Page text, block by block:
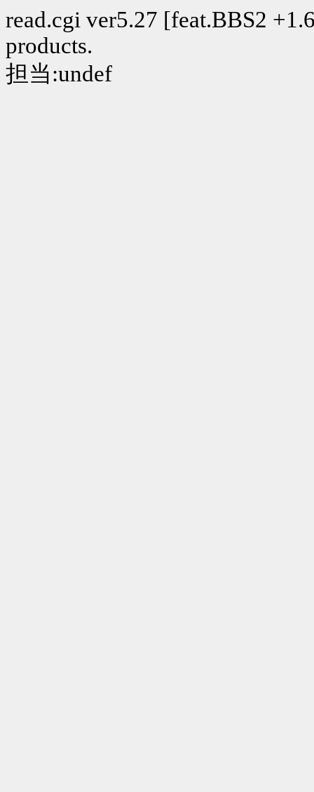
read.cgi ver5.27 [feat.BBS2
products.
担当:undef